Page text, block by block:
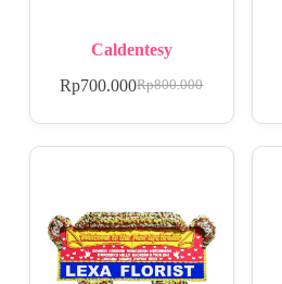
Caldentesy
Rp800.000
Rp700.000